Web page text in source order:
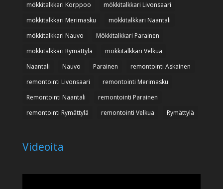
mökkitalkkari Korppoo
mökkitalkkari Livonsaari
mökkitalkkari Merimasku
mökkitalkkari Naantali
mökkitalkkari Nauvo
Mökkitalkkari Parainen
mökkitalkkari Rymättylä
mökkitalkkari Velkua
Naantali
Nauvo Parainen
remontointi Askainen
remontointi Livonsaari
remontointi Merimasku
Remontointi Naantali
remontointi Parainen
remontointi Rymättylä
remontointi Velkua Rymättylä
Videoita